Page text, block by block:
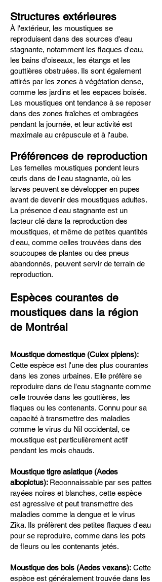
Structures extérieures
À l'extérieur, les moustiques se
reproduisent dans des sources d'eau
stagnante, notamment les flaques d'eau,
les bains d'oiseaux, les étangs et les
gouttières obstruées. Ils sont également
attirés par les zones à végétation dense,
comme les jardins et les espaces boisés.
Les moustiques ont tendance à se reposer
dans des zones fraîches et ombragées
pendant la journée, et leur activité est
maximale au crépuscule et à l'aube.
Préférences de reproduction
Les femelles moustiques pondent leurs
œufs dans de l'eau stagnante, où les
larves peuvent se développer en pupes
avant de devenir des moustiques adultes.
La présence d'eau stagnante est un
facteur clé dans la reproduction des
moustiques, et même de petites quantités
d'eau, comme celles trouvées dans des
soucoupes de plantes ou des pneus
abandonnés, peuvent servir de terrain de
reproduction.
Espèces courantes de
moustiques dans la région
de Montréal
Moustique domestique (Culex pipiens):
Cette espèce est l'une des plus courantes
dans les zones urbaines. Elle préfère se
reproduire dans de l'eau stagnante comme
celle trouvée dans les gouttières, les
flaques ou les contenants. Connu pour sa
capacité à transmettre des maladies
comme le virus du Nil occidental, ce
moustique est particulièrement actif
pendant les mois chauds.
Moustique tigre asiatique (Aedes
albopictus): Reconnaissable par ses pattes
rayées noires et blanches, cette espèce
est agressive et peut transmettre des
maladies comme la dengue et le virus
Zika. Ils préfèrent des petites flaques d'eau
pour se reproduire, comme dans les pots
de fleurs ou les contenants jetés.
Moustique des bois (Aedes vexans): Cette
espèce est généralement trouvée dans les